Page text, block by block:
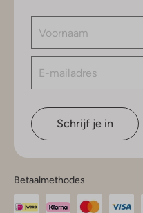
Schrijf je in
Betaalmethodes